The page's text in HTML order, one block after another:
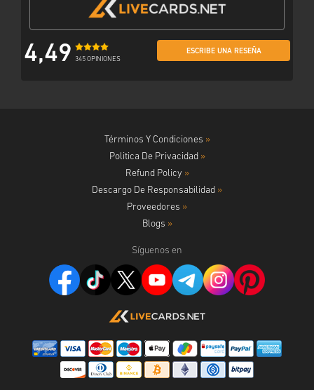
4,49 345 OPINIONES
ESCRIBE UNA RESEÑA
Términos Y Condiciones »
Politica De Privacidad »
Refund Policy »
Descargo De Responsabilidad »
Proveedores »
Blogs »
Síguenos en